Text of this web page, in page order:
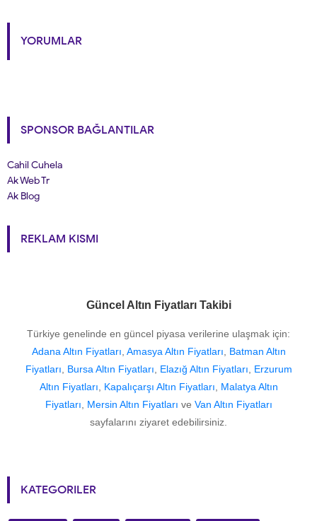
YORUMLAR
SPONSOR BAĞLANTILAR
Cahil Cuhela
Ak Web Tr
Ak Blog
REKLAM KISMI
Güncel Altın Fiyatları Takibi
Türkiye genelinde en güncel piyasa verilerine ulaşmak için:
Adana Altın Fiyatları Amasya Altın Fiyatları
Batman Altın
Fiyatları
Bursa Altın Fiyatları Elazığ Altın Fiyatları
Erzurum
Altın Fiyatları
Kapalıçarşı Altın Fiyatları
Malatya Altın
Fiyatları
Mersin Altın Fiyatları ve Van Altın Fiyatları
sayfalarını ziyaret edebilirsiniz.
KATEGORILER